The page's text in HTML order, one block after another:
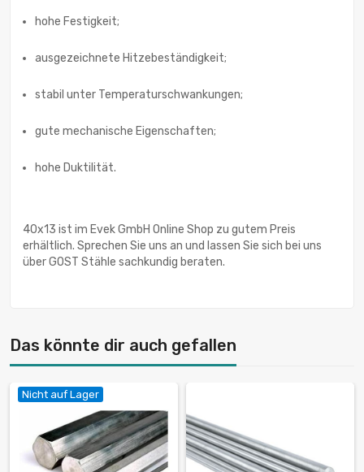
hohe Festigkeit;
ausgezeichnete Hitzebeständigkeit;
stabil unter Temperaturschwankungen;
gute mechanische Eigenschaften;
hohe Duktilität.
40x13 ist im Evek GmbH Online Shop zu gutem Preis
erhältlich. Sprechen Sie uns an und lassen Sie sich bei uns
über GOST Stähle sachkundig beraten.
Das könnte dir auch gefallen
Nicht auf Lager